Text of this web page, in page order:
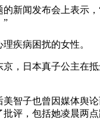
闻发布会上表示，
”
疾病困扰的女性。
，日本真子公主在
子也曾因媒体舆论
评，包括她凌晨两